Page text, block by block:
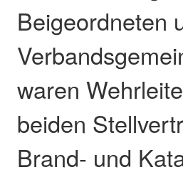
Beigeordneten
waren
beiden
Brand- und